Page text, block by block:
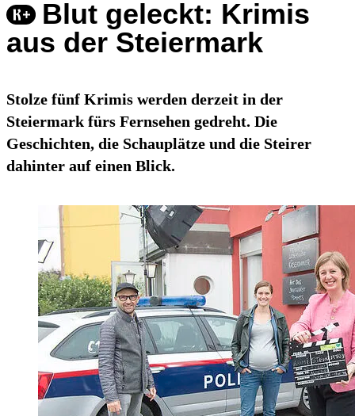
Blut geleckt: Krimis
aus der Steiermark
Stolze fünf Krimis werden derzeit in der
Steiermark fürs Fernsehen gedreht. Die
Geschichten, die Schauplätze und die Steirer
dahinter auf einen Blick.